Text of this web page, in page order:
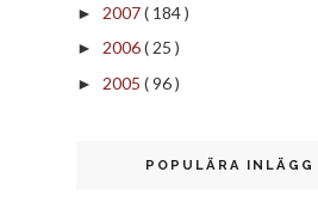
► 2007( 184 )
► 2006( 25 )
► 2005 ( 96 )
POPULÄRA INLÄGG